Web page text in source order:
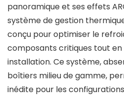
panoramique et ses effets
système de gestion
conçu pour optimiser le
composants critiques tout
installation. Ce système,
boîtiers milieu de gamme,
inédite pour les